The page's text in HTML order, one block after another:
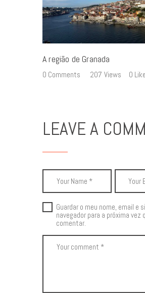
A região de Granada
0 Comments 207 Views 0
LEAVE A
Guardar o meu nome, email e
navegador para a próxima vez
comentar.